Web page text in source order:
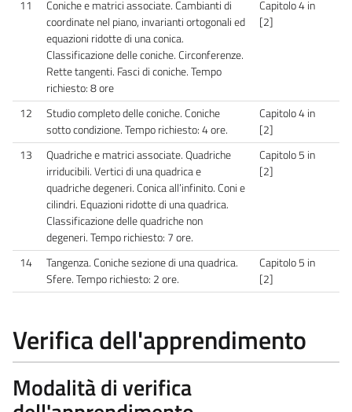
11
Coniche e matrici associate. Cambianti di
coordinate nel piano, invarianti ortogonali ed
equazioni ridotte di una conica.
Classificazione delle coniche. Circonferenze.
Rette tangenti. Fasci di coniche. Tempo
richiesto: 8 ore
Capitolo 4 in
[2]
12
Studio completo delle coniche. Coniche
sotto condizione. Tempo richiesto: 4 ore.
Capitolo 4 in
[2]
13
Quadriche e matrici associate. Quadriche
irriducibili. Vertici di una quadrica e
quadriche degeneri. Conica all’infinito. Coni e
cilindri. Equazioni ridotte di una quadrica.
Classificazione delle quadriche non
degeneri. Tempo richiesto: 7 ore.
Capitolo 5 in
[2]
14
Tangenza. Coniche sezione di una quadrica.
Sfere. Tempo richiesto: 2 ore.
Capitolo 5 in
[2]
Verifica dell'apprendimento
Modalità di verifica